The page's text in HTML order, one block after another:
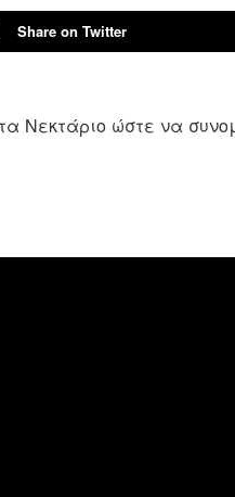
Share on Twitter
Νεκτάριο ώστε να